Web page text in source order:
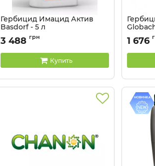
Гербицид Имацид Актив
Basdorf - 5 л
Артикул: 11044701
3 488 грн
Купить
Артикул:
1 676